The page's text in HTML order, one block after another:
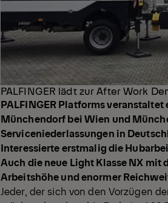
PALFINGER lädt zur After Work
PALFINGER Platforms
Münchendorf bei Wien und
Serviceniederlassungen in
Interessierte erstmalig die
Auch die neue Light Klasse NX mit
Arbeitshöhe und enormer
Jeder, der sich von den Vorzügen